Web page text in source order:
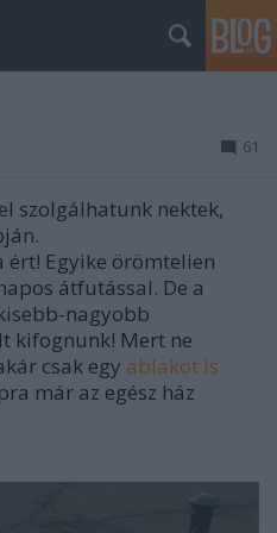
61
szolgálhatunk nektek,
ért! Egyike örömtelien
átfutással. De a
nagyobb
kifognunk! Mert ne
csak egy ablakot is
már az egész ház